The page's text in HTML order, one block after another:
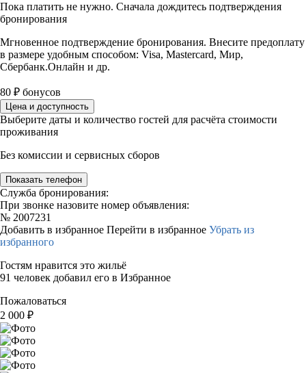
Пока платить не нужно. Сначала дождитесь подтверждения
бронирования
Мгновенное подтверждение бронирования. Внесите предоплату
в размере удобным способом: Visa, Mastercard, Мир,
Сбербанк.Онлайн и др.
80 ₽ бонусов
Цена и доступность
Выберите даты и количество гостей для расчёта стоимости
проживания
Без комиссии и сервисных сборов
Показать телефон
Служба бронирования:
При звонке назовите номер объявления:
№ 2007231
Добавить в избранное Перейти в избранное Убрать из
избранного
Гостям нравится это жильё
91 человек добавил его в Избранное
Пожаловаться
2 000 ₽